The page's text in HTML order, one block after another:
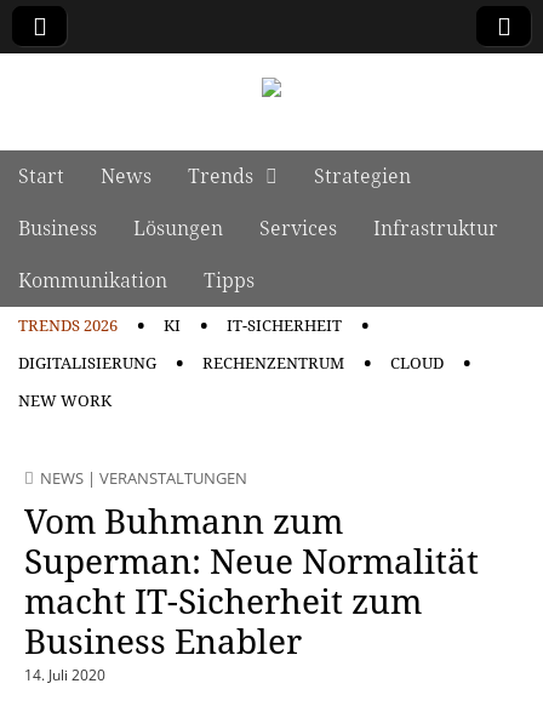
Main menu
Skip to content
Start News Trends
Strategien
Business
Lösungen Services
Infrastruktur
Kommunikation
Tipps
TRENDS 2026 KI
IT-SICHERHEIT
DIGITALISIERUNG
RECHENZENTRUM
CLOUD
NEW WORK
NEWS | VERANSTALTUNGEN
Vom Buhmann zum
Superman: Neue Normalität
macht IT-Sicherheit zum
Business Enabler
14. Juli 2020